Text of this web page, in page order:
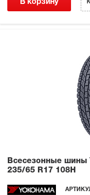
В корзину
Всесезонные шины
235/65 R17 108H